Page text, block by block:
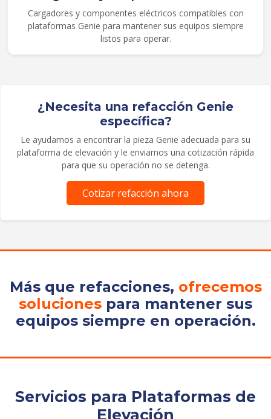
Cargadores y componentes eléctricos compatibles con
plataformas Genie para mantener sus equipos siempre
listos para operar.
¿Necesita una refacción Genie
específica?
Le ayudamos a encontrar la pieza Genie adecuada para su
plataforma de elevación y le enviamos una cotización rápida
para que su operación no se detenga.
Cotizar refacción ahora
Más que refacciones, ofrecemos
soluciones para mantener sus
equipos siempre en operación.
Servicios para Plataformas de
Elevación